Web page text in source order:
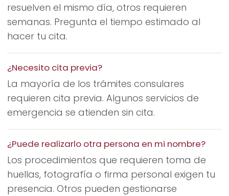
resuelven el mismo día, otros requieren
semanas. Pregunta el tiempo estimado al
hacer tu cita.
¿Necesito cita previa?
La mayoría de los trámites consulares
requieren cita previa. Algunos servicios de
emergencia se atienden sin cita.
¿Puede realizarlo otra persona en mi nombre?
Los procedimientos que requieren toma de
huellas, fotografía o firma personal exigen tu
presencia. Otros pueden gestionarse